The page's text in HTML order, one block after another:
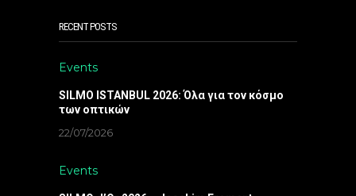
RECENT POSTS
Events
SILMO ISTANBUL 2026: Όλα για τον κόσμο
των οπτικών
22/07/2026
Events